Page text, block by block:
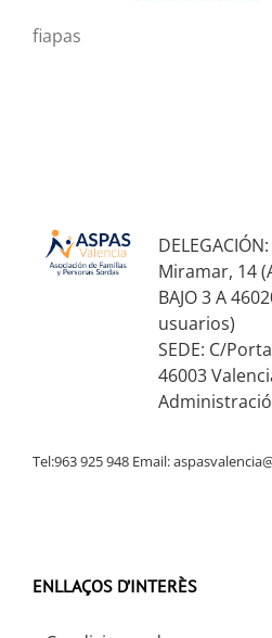
fiapas
Miramar, 14
BAJO 3 A
usuarios)
SEDE: C/
46003
Tel:963 925 948 Email:
ENLLAÇOS D’INTERÈS